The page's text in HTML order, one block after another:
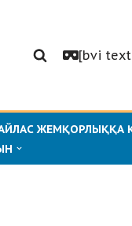
[bvi
ЖЕМҚОРЛЫҚҚА